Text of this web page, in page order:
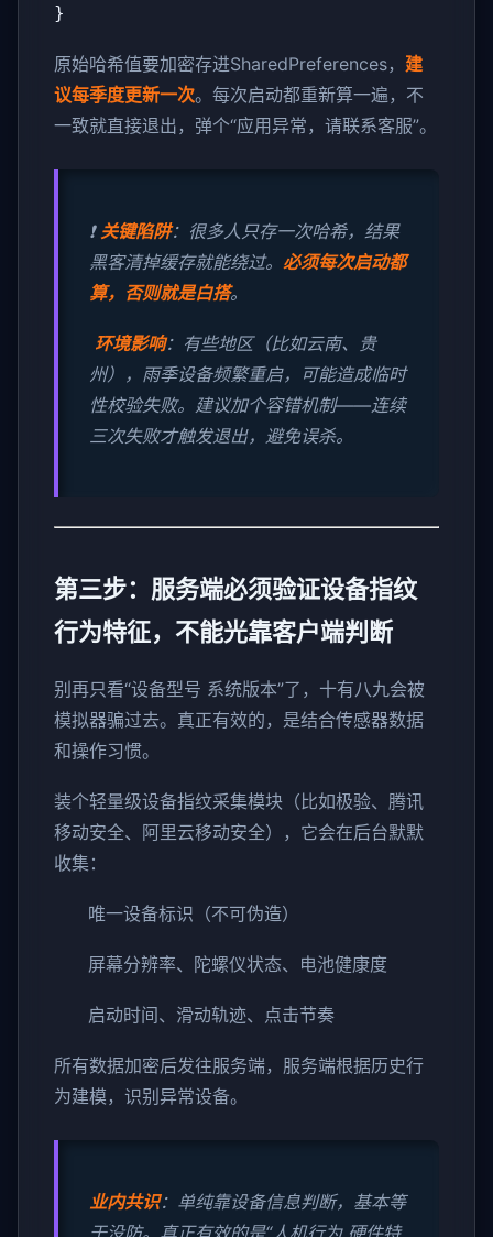
}
原始哈希值要加密存进SharedPreferences， 建
议每季度更新一次。每次启动都重新算一遍，不
一致就直接退出，弹个“应用异常，请联系客服”。
❗ 关键陷阱：很多人只存一次哈希，结果
黑客清掉缓存就能绕过。 必须每次启动都
算，否则就是白搭。
环境影响：有些地区（比如云南、贵
州），雨季设备频繁重启，可能造成临时
性校验失败。建议加个容错机制——连续
三次失败才触发退出，避免误杀。
第三步：服务端必须验证设备指纹
行为特征，不能光靠客户端判断
别再只看“设备型号 系统版本”了，十有八九会被
模拟器骗过去。真正有效的，是结合传感器数据
和操作习惯。
装个轻量级设备指纹采集模块（比如极验、腾讯
移动安全、阿里云移动安全），它会在后台默默
收集：
唯一设备标识（不可伪造）
屏幕分辨率、陀螺仪状态、电池健康度
启动时间、滑动轨迹、点击节奏
所有数据加密后发往服务端，服务端根据历史行
为建模，识别异常设备。
业内共识：单纯靠设备信息判断，基本等
于没防。真正有效的是“人机行为 硬件特